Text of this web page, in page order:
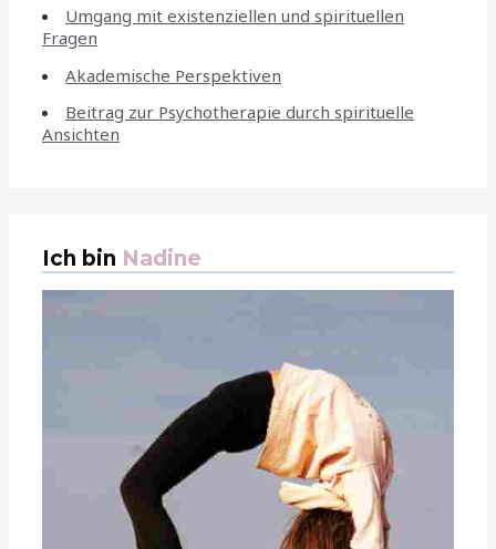
Umgang mit existenziellen und spirituellen
Fragen
Akademische Perspektiven
Beitrag zur Psychotherapie durch spirituelle
Ansichten
Ich bin Nadine